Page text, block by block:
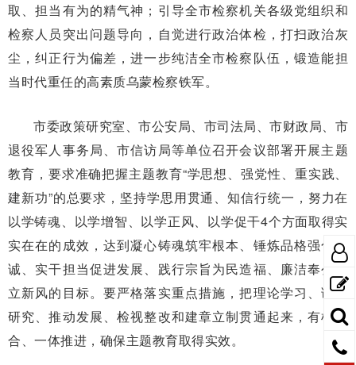
取、担当有为的精气神；引导全市检察机关各级党组织和
检察人员突出问题导向，自觉进行政治体检，打扫政治灰
尘，纠正行为偏差，进一步纯洁全市检察队伍，锻造能担
当时代重任的高素质乌蒙检察铁军。
市委政策研究室、市公安局、市司法局、市财政局、市
退役军人事务局、市信访局等单位召开会议部署开展主题
教育，要求准确把握主题教育“学思想、强党性、重实践、
建新功”的总要求，坚持学思用贯通、知信行统一，努力在
以学铸魂、以学增智、以学正风、以学促干4个方面取得实
实在在的成效，达到凝心铸魂筑牢根本、锤炼品格强化忠
诚、实干担当促进发展、践行宗旨为民造福、廉洁奉公树
立新风的目标。要严格落实重点措施，把理论学习、调查
研究、推动发展、检视整改和建章立制贯通起来，有机融
合、一体推进，确保主题教育取得实效。